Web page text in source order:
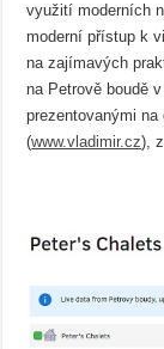
využití moderních
moderní přístup k
na zajímavých
na Petrově boudě
prezentovanými
(www.vladimir.cz),